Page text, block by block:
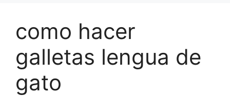
como hacer
galletas lengua de
gato